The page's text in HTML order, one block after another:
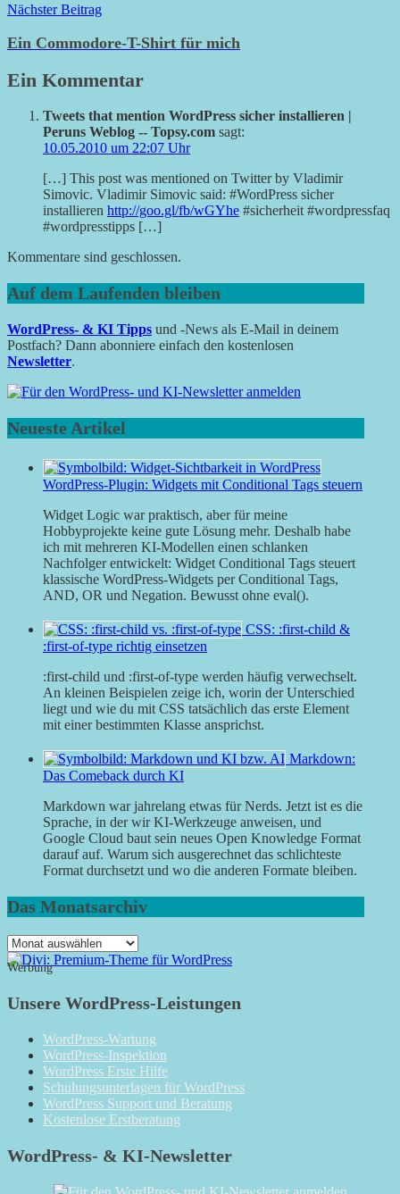
Nächster Beitrag
Ein Commodore-T-Shirt für mich
Ein Kommentar
Tweets that mention WordPress sicher installieren |
Peruns Weblog -- Topsy.com sagt:
10.05.2010 um 22:07 Uhr
[…] This post was mentioned on Twitter by Vladimir
Simovic. Vladimir Simovic said: #WordPress sicher
installieren http://goo.gl/fb/wGYhe #sicherheit #wordpressfaq
#wordpresstipps […]
Kommentare sind geschlossen.
Auf dem Laufenden bleiben
WordPress- & KI Tipps und -News als E-Mail in deinem
Postfach? Dann abonniere einfach den kostenlosen
Newsletter.
Neueste Artikel
WordPress-Plugin: Widgets mit Conditional Tags steuern
Widget Logic war praktisch, aber für meine
Hobbyprojekte keine gute Lösung mehr. Deshalb habe
ich mit mehreren KI-Modellen einen schlanken
Nachfolger entwickelt: Widget Conditional Tags steuert
klassische WordPress-Widgets per Conditional Tags,
AND, OR und Negation. Bewusst ohne eval().
CSS: :first-child &
:first-of-type richtig einsetzen
:first-child und :first-of-type werden häufig verwechselt.
An kleinen Beispielen zeige ich, worin der Unterschied
liegt und wie du mit CSS tatsächlich das erste Element
mit einer bestimmten Klasse ansprichst.
Markdown:
Das Comeback durch KI
Markdown war jahrelang etwas für Nerds. Jetzt ist es die
Sprache, in der wir KI-Werkzeuge anweisen, und
Google Cloud baut sein neues Open Knowledge Format
darauf auf. Warum sich ausgerechnet das schlichteste
Format durchsetzt und wo die anderen Formate bleiben.
Das Monatsarchiv
Das
Monatsarchiv
Werbung
Unsere WordPress-Leistungen
WordPress-Wartung
WordPress-Inspektion
WordPress Erste Hilfe
Schulungsunterlagen für WordPress
WordPress Support und Beratung
Kostenlose Erstberatung
WordPress- & KI-Newsletter